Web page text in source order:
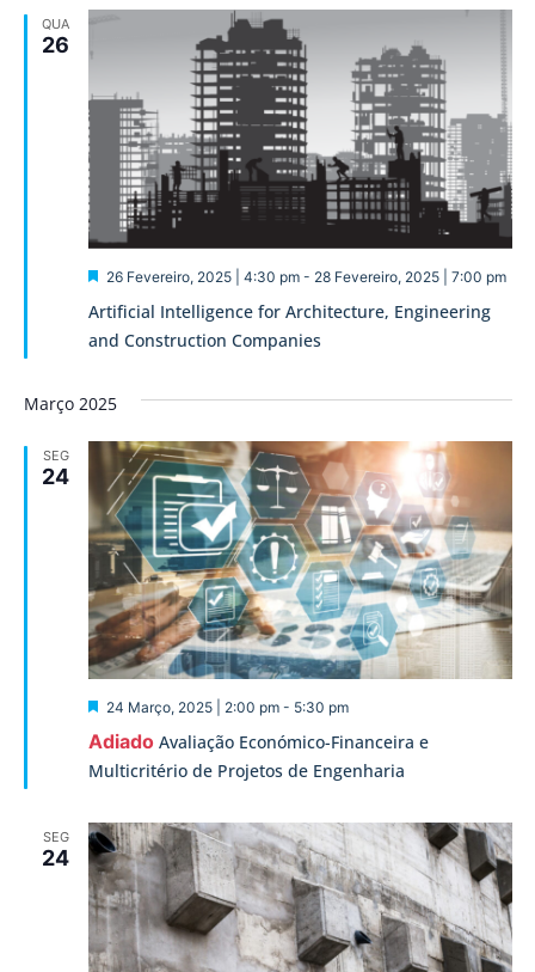
QUA
26
Artificial Intelligence for Architecture, Engineering
and Construction Companies
Destaque
26 Fevereiro, 2025 | 4:30 pm- 28 Fevereiro, 2025 | 7:00 pm
Março 2025
SEG
24
Adiado Avaliação Económico-Financeira e
Multicritério de Projetos de Engenharia
Destaque
24 Março, 2025 | 2:00 pm- 5:30 pm
SEG
24